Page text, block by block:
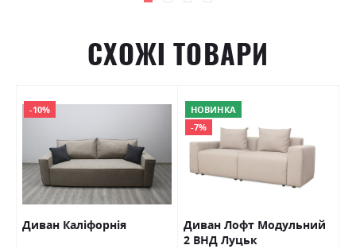
СХОЖІ ТОВАРИ
-10%
Диван Каліфорнія
НОВИНКА
-7%
Диван Лофт Модульний
2 ВНД Луцьк